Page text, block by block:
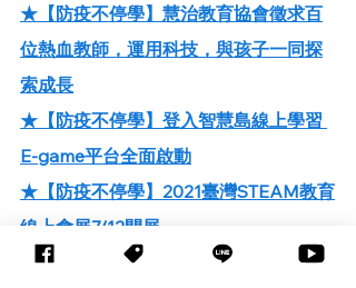
★【防疫不停學】慧治教育協會徵求百
位熱血教師，運用科技，與孩子一同探
索成長
★【防疫不停學】登入智慧島線上學習
E-game平台全面啟動
★【防疫不停學】2021臺灣STEAM教育
線上會展7/12開展
★【防疫不停學】青山國中小攜手科教